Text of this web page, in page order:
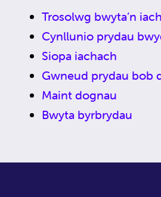
Trosolwg bwyta’n
Cynllunio prydau
Siopa iachach
Gwneud prydau bob
Maint dognau
Bwyta byrbrydau